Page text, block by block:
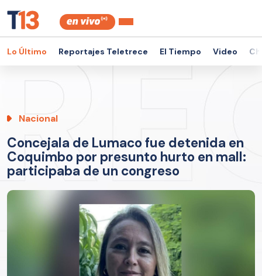
Lo Último Reportajes Teletrece El Tiempo Video
Nacional
Concejala de Lumaco fue detenida en
Coquimbo por presunto hurto en mall:
participaba de un congreso